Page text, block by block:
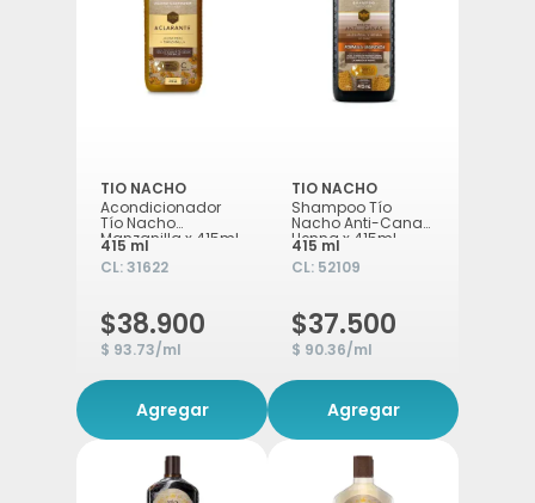
TIO NACHO
Acondicionador
Tío Nacho
Manzanilla x 415ml
415 ml
CL:31622
$38.900
$ 93.73/ml
Agregar
TIO NACHO
Shampoo Tío
Nacho Anti-Canas
Henna x 415ml
415 ml
CL: 52109
$37.500
$ 90.36/ml
Agregar